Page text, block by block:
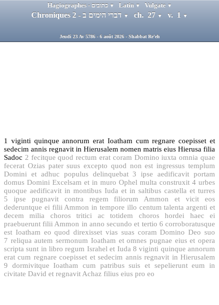
Hagiographes - כתובים ▼ Latin ▼ Vulgate ▼
▼ ch. 27 ▼ v. 1 ▼
Jeudi 23 Av 5786 - 6 août 2026 - Shabbat Re'eh
1
viginti quinque annorum erat Ioatham cum regnare coepisset et
sedecim annis regnavit in Hierusalem nomen matris eius Hierusa filia
Sadoc 2 fecitque quod rectum erat coram Domino iuxta omnia quae
fecerat Ozias pater suus excepto quod non est ingressus templum
Domini et adhuc populus delinquebat 3
ipse aedificavit portam
domus Domini Excelsam et in muro Ophel multa construxit 4 urbes
quoque aedificavit in montibus Iuda et in saltibus castella et turres
5
ipse pugnavit contra regem filiorum Ammon et vicit eos
dederuntque ei filii Ammon in tempore illo centum talenta argenti et
decem milia choros tritici ac totidem choros hordei haec ei
praebuerunt filii Ammon in anno secundo et tertio 6 corroboratusque
est Ioatham eo quod direxisset vias suas coram Domino Deo suo
7 reliqua autem sermonum Ioatham et omnes pugnae eius et opera
scripta sunt in libro regum Israhel et Iuda 8 viginti quinque annorum
erat cum regnare coepisset et sedecim annis regnavit in Hierusalem
9
dormivitque Ioatham cum patribus suis et sepelierunt eum in
civitate David et regnavit Achaz filius eius pro eo